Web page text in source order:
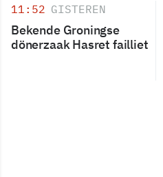
11:52 GISTEREN
Bekende Groningse
dönerzaak Hasret failliet